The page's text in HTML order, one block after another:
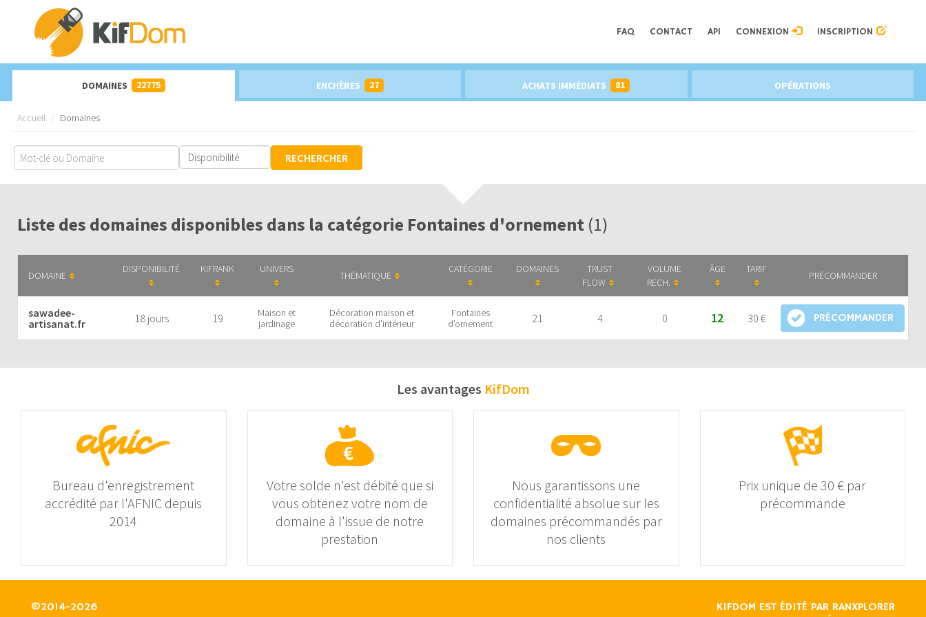
FAQ CONTACT API CONNEXION INSCRIPTION
DOMAINES 22775 ENCHÈRES 27 ACHATS IMMÉDIATS 81 OPÉRATIONS
Accueil Domaines
RECHERCHER
Liste des domaines disponibles dans la catégorie Fontaines d'ornement (1)
DOMAINE
DISPONIBILITÉ KIFRANK UNIVERS
THÉMATIQUE
CATÉGORIE DOMAINES
TRUST
FLOW
VOLUME
RECH.
ÂGE TARIF
PRÉCOMMANDER
sawadee-
artisanat.fr
18 jours 19
Maison et
jardinage
Décoration maison et
décoration d'intérieur
Fontaines
d'ornement
21 4 0 12 30 € PRÉCOMMANDER
Les avantages KifDom
Bureau d'enregistrement
accrédité par l'AFNIC depuis
2014
Votre solde n'est débité que si
vous obtenez votre nom de
domaine à l'issue de notre
prestation
Nous garantissons une
confidentialité absolue sur les
domaines précommandés par
nos clients
Prix unique de 30 € par
précommande
©2014-2026 KIFDOM EST ÉDITÉ PAR RANXPLORER